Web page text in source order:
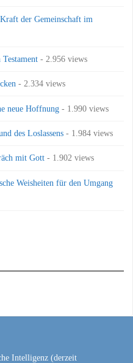
der Gemeinschaft im
- 2.956 views
- 2.334 views
neue Hoffnung - 1.990 views
des Loslassens - 1.984 views
mit Gott - 1.902 views
Weisheiten für den Umgang
Intelligenz (derzeit